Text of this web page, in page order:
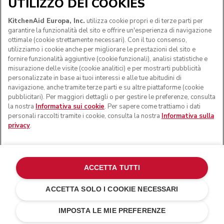
Acciaio inox
€ 238,00
Risparmi sui
© KitchenAid 2026 - Tutti i diritti riservati. KitchenAid e il
design della planetaria sono marchi commerciali negli Stati
Uniti e altrove.
UTILIZZO DEI COOKIES
KitchenAid Europa, Inc. utilizza cookie propri e di terze parti per
garantire la funzionalità del sito e offrire un'esperienza di navigazione
ottimale (cookie strettamente necessari). Con il tuo consenso,
utilizziamo i cookie anche per migliorare le prestazioni del sito e
fornire funzionalità aggiuntive (cookie funzionali), analisi statistiche e
misurazione delle visite (cookie analitici) e per mostrarti pubblicità
personalizzate in base ai tuoi interessi e alle tue abitudini di
navigazione, anche tramite terze parti e su altre piattaforme (cookie
pubblicitari). Per maggiori dettagli o per gestire le preferenze, consulta
la nostra Informativa sui cookie. Per sapere come trattiamo i dati
personali raccolti tramite i cookie, consulta la nostra Informativa sulla
privacy.
IMPOSTA LE MIE PREFERENZE
ACCETTA SOLO I COOKIE NECESSARI
ACCETTA TUTTI